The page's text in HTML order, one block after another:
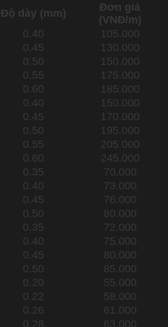
Độ dày (mm)
Đơn giá
(VNĐ/m)
0.40
105.000
0.45
130.000
0.50
150.000
0.55
175.000
0.60
185.000
0.40
150.000
0.45
170.000
0.50
195.000
0.55
205.000
0.60
245.000
0.35
70.000
0.40
73.000
0.45
76.000
0.50
80.000
0.35
72.000
0.40
75.000
0.45
80.000
0.50
85.000
0.20
55.000
0.22
58.000
0.26
61.000
0.28
63.000